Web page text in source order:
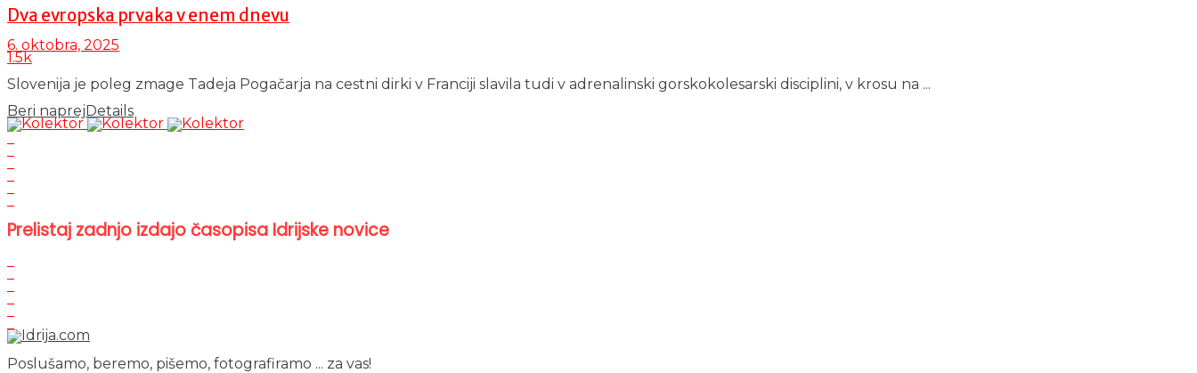
Dva evropska prvaka v enem dnevu
6. oktobra, 2025
1.5k
Slovenija je poleg zmage Tadeja Pogačarja na cestni dirki v Franciji slavila tudi v adrenalinski gorskokolesarski disciplini, v krosu na ...
Beri naprej Details
Prelistaj zadnjo izdajo časopisa Idrijske novice
Poslušamo, beremo, pišemo, fotografiramo ... za vas!